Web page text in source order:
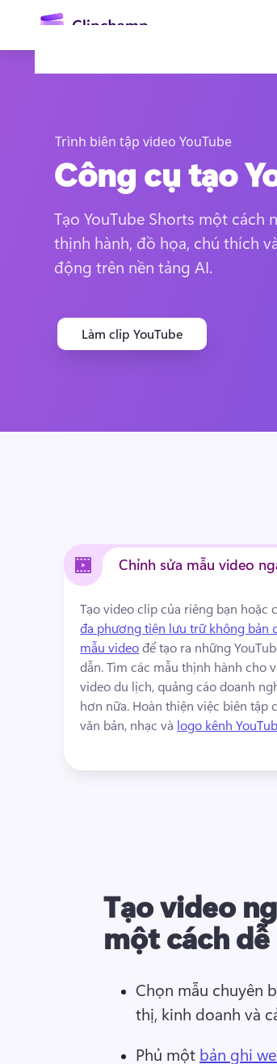
Đăng nhập
Dùng thử miễn
Trình biên tập video YouTube
Công cụ tạo
Tạo YouTube Shorts một cách
thịnh hành, đồ họa, chú thích
động trên nền tảng AI.
Làm clip YouTube
Chỉnh sửa mẫu video
Tạo video clip của riêng bạn hoặc
đa phương tiện lưu trữ không bản
mẫu video để tạo ra những
dẫn. Tìm các mẫu thịnh hành cho
video du lịch, quảng cáo doanh
hơn nữa. Hoàn thiện việc biên tập
văn bản, nhạc và logo kênh
Tạo video
một cách
Chọn mẫu chuyên
thị, kinh doanh và
Phủ một bản ghi